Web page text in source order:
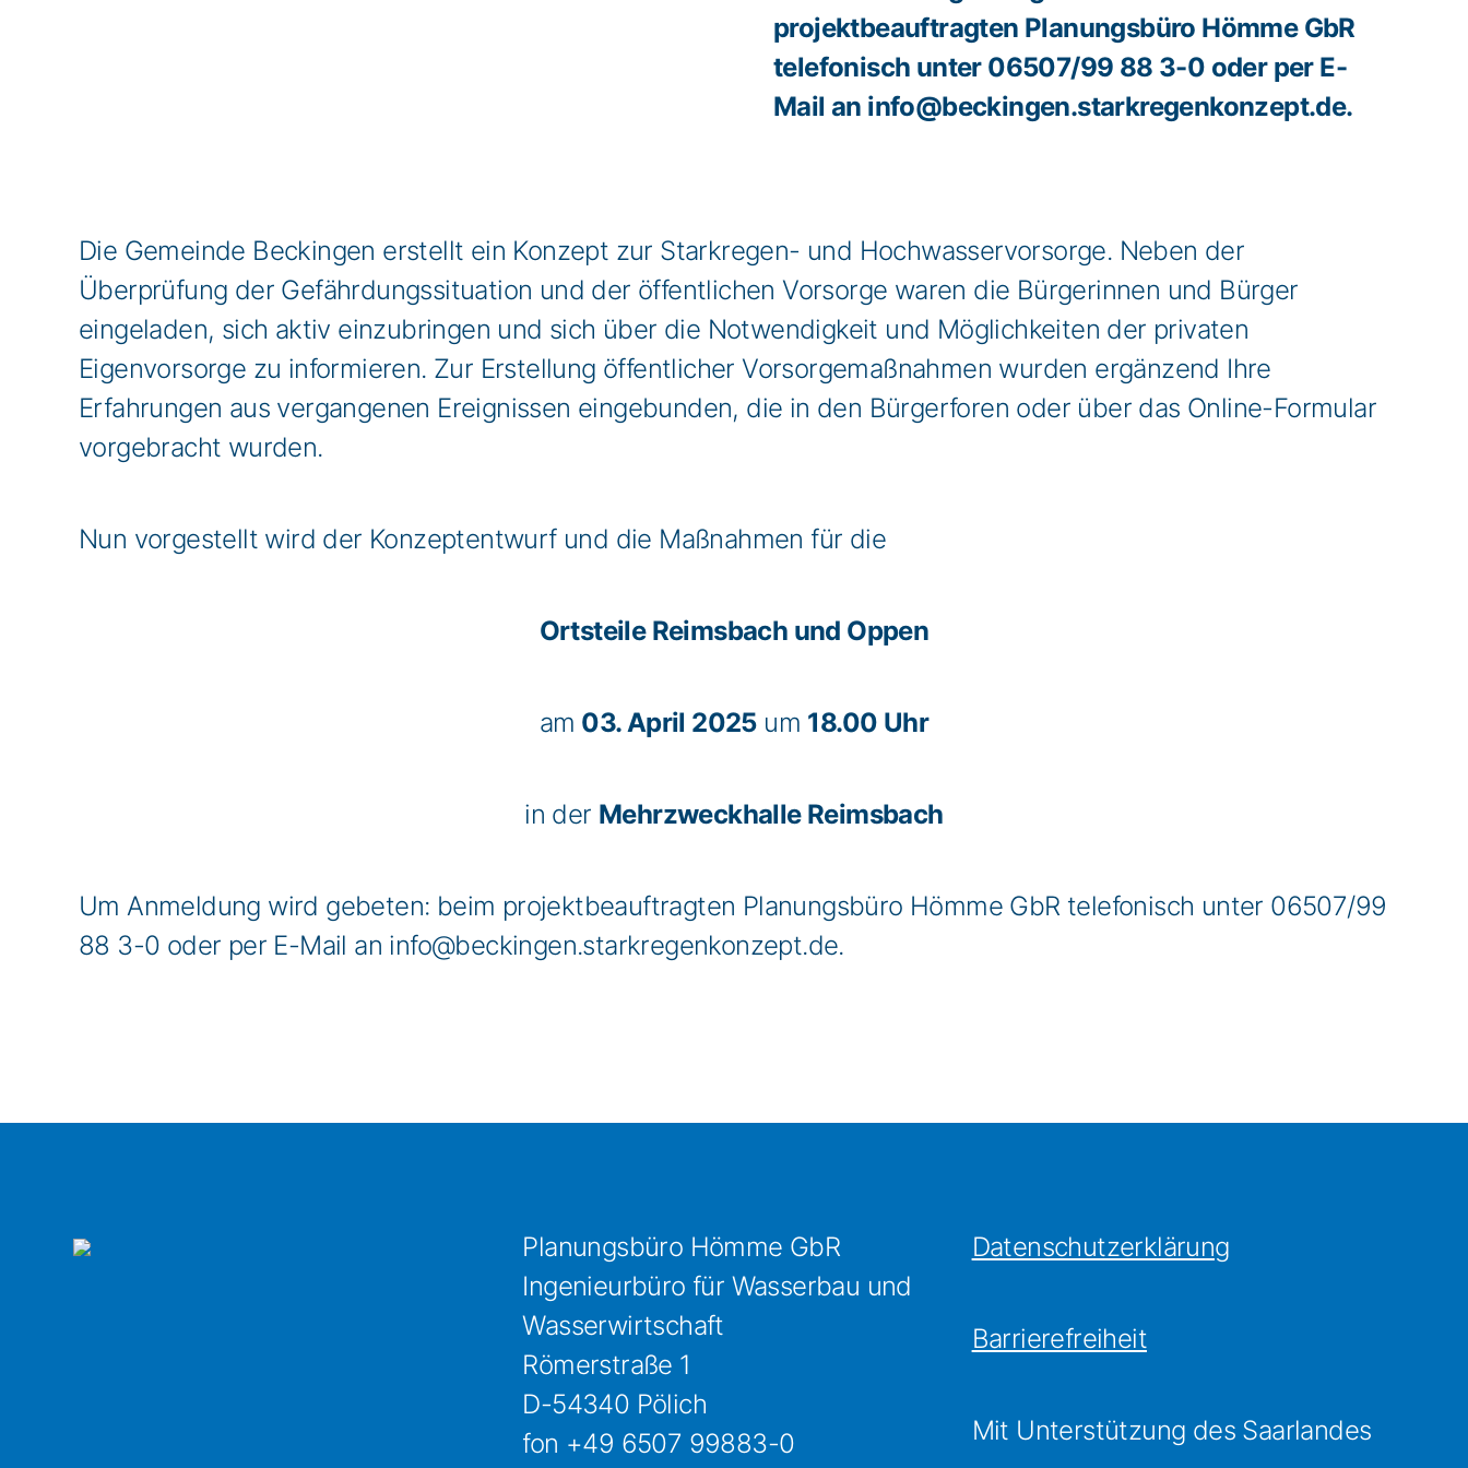
projektbeauftragten Planungsbüro Hömme GbR
telefonisch unter 06507/99 88 3-0 oder per E-
Mail an info@beckingen.starkregenkonzept.de.
Die Gemeinde Beckingen erstellt ein Konzept zur Starkregen- und Hochwasservorsorge. Neben der
Überprüfung der Gefährdungssituation und der öffentlichen Vorsorge waren die Bürgerinnen und Bürger
eingeladen, sich aktiv einzubringen und sich über die Notwendigkeit und Möglichkeiten der privaten
Eigenvorsorge zu informieren. Zur Erstellung öffentlicher Vorsorgemaßnahmen wurden ergänzend Ihre
Erfahrungen aus vergangenen Ereignissen eingebunden, die in den Bürgerforen oder über das Online-Formular
vorgebracht wurden.
Nun vorgestellt wird der Konzeptentwurf und die Maßnahmen für die
Ortsteile Reimsbach und Oppen
am 03. April 2025um 18.00 Uhr
in der Mehrzweckhalle Reimsbach
Um Anmeldung wird gebeten: beim projektbeauftragten Planungsbüro Hömme GbR telefonisch unter 06507/99
88 3-0 oder per E-Mail an info@beckingen.starkregenkonzept.de.
Planungsbüro Hömme GbR
Ingenieurbüro für Wasserbau und
Wasserwirtschaft
Römerstraße 1
D-54340 Pölich
fon +49 6507 99883-0
Datenschutzerklärung
Barrierefreiheit
Mit Unterstützung des Saarlandes